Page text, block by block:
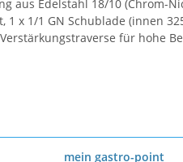
aus Edelstahl 18/10
1 x 1/1 GN Schublade (innen
für hohe
mein gastro-point